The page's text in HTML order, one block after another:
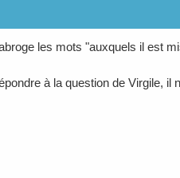
les mots "auxquels il est
à la question de Virgile,